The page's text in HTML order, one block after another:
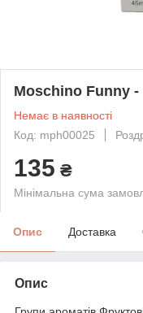
Moschino Funny
Немає в наявності
Код: mph00025
135 ₴
Мінімальна сума
Опис Доставка
Опис